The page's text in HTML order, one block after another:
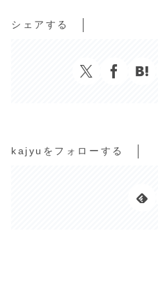
シェアする
kajyuをフォローする